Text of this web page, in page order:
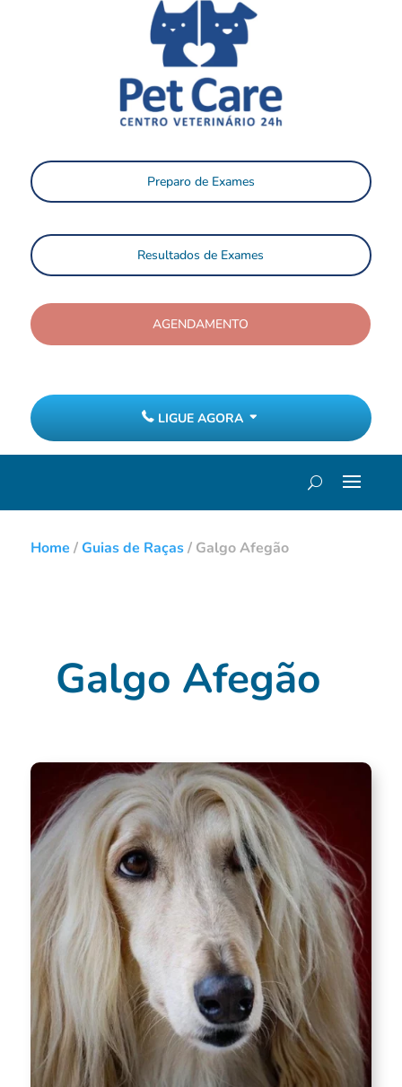
Preparo de Exames
Resultados de Exames
AGENDAMENTO
LIGUE AGORA
Home /Guias de Raças/ Galgo Afegão
Galgo Afegão